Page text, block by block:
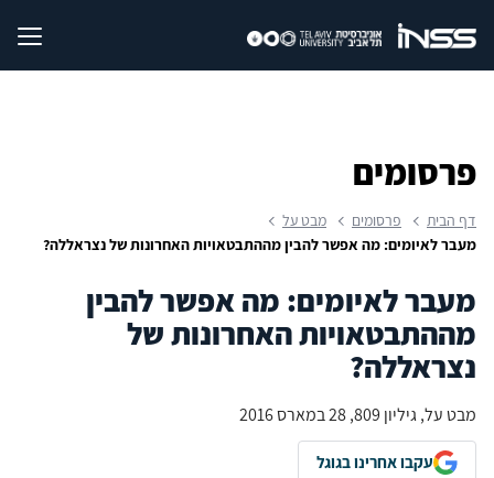
פרסומים
דף הבית פרסומים
מבט על
מעבר לאיומים: מה אפשר להבין מההתבטאויות האחרונות של נצראללה?
מעבר לאיומים: מה אפשר להבין
מההתבטאויות האחרונות של
נצראללה?
מבט על, גיליון 809, 28 במארס 2016
עקבו אחרינו בגוגל